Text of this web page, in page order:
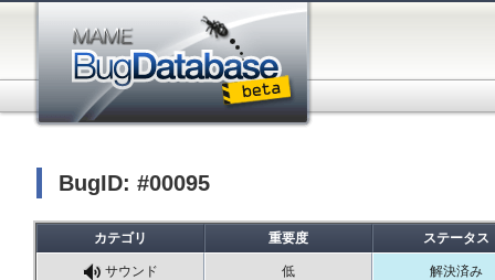
BugID: #00095
カテゴリ 重要度 ステータス
サウンド 低 解決済み